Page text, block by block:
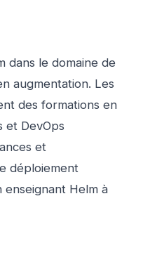
dans le domaine de
augmentation. Les
des formations en
et DevOps
et
déploiement
enseignant Helm à